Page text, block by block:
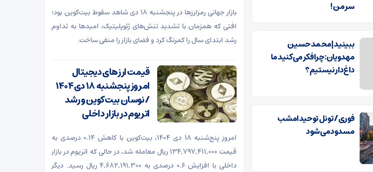
سر من!
ببینید | محمد حسین
مهدویان: چرا فکر می‌کنید ما
داغ‌دار نیستیم؟
فوری/ تونل توحید امشب
مسدود می‌شود
بازار جهانی رمزارزها در پنجشنبه ۱۸ دی شاهد سقوط بیت‌کوین بود؛
افتی که همزمان با تشدید تنش‌های ژئوپلیتیک، امیدها به تداوم
رشد ابتدای سال را کمرنگ کرد و فضای بازار را منفی ساخت.
قیمت ارز‌های دیجیتال
امروز پنجشنبه ۱۸ دی ۱۴۰۴
/ نوسان بیت‌کوین و رشد
اتریوم در بازار داخلی
امروز پنج‌شنبه ۱۸ دی ۱۴۰۴، بیت‌کوین با کاهش ۰.۱۴ درصدی به
قیمت ۱۳۴,۷۹۷,۴۱۱,۰۰۰ ریال معامله شد، در حالی که اتریوم در بازار
داخلی با افزایش ۰.۶ درصدی به ۴,۶۸۲,۱۹۱,۳۰۰ ریال رسید. دیگر